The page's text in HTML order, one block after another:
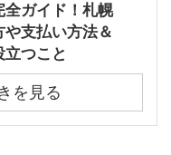
全ガイド！札幌
支払い方法＆
つこと
を見る